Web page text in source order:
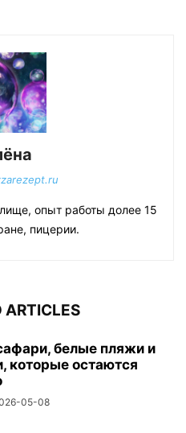
опыт работы долее 15
пицерии.
ARTICLES
белые пляжи и
которые остаются
05-08